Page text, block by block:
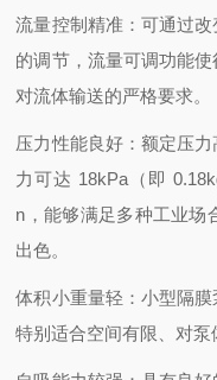
流量控制精准：可通过
的调节，流量可调功能
对流体输送的严格要求。
压力性能良好：额定压
力可达 18kPa（即
n，能够满足多种工业场
出色。
体积小重量轻：小型隔
特别适合空间有限、对泵